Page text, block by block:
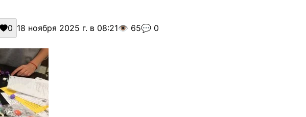
0 18 ноября 2025 г. в 08:21👁️ 65💬 0